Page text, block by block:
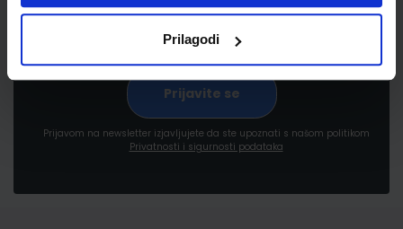
Prilagodi
Prijavom na newsletter izjavljujete da ste upoznati s našom politikom
Privatnosti i sigurnosti podataka